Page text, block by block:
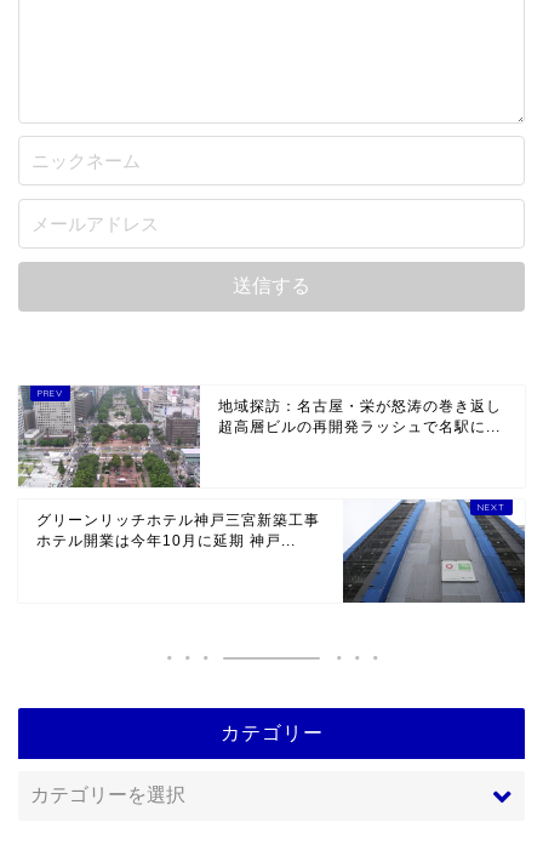
地域探訪：名古屋・栄が怒涛の巻き返し
超高層ビルの再開発ラッシュで名駅に...
グリーンリッチホテル神戸三宮新築工事
ホテル開業は今年10月に延期 神戸...
カテゴリー